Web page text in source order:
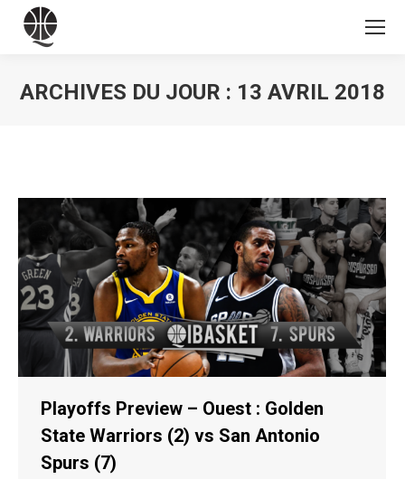
ARCHIVES DU JOUR : 13 AVRIL 2018
Playoffs Preview – Ouest : Golden
State Warriors (2) vs San Antonio
Spurs (7)